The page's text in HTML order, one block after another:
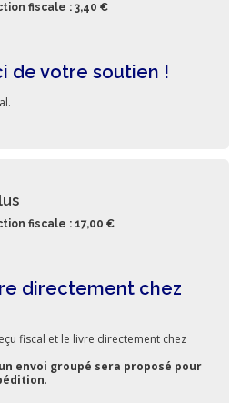
fiscale : 3,40 €
de votre soutien !
fiscale : 17,00 €
directement chez
fiscal et le livre directement chez
envoi groupé sera proposé pour
.